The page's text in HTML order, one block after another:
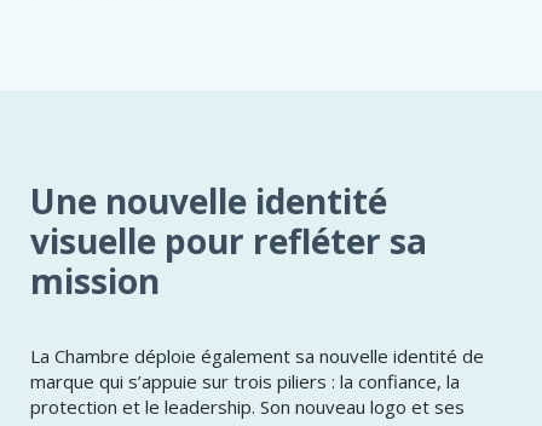
Une nouvelle identité
visuelle pour refléter sa
mission
La Chambre déploie également sa nouvelle identité de
marque qui s’appuie sur trois piliers : la confiance, la
protection et le leadership. Son nouveau logo et ses